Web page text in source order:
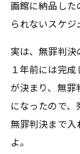
画館に納品した
られないスケジ
実は、無罪判
１年前には完
が決まり、無罪
になったので、
無罪判決まで入
よ。